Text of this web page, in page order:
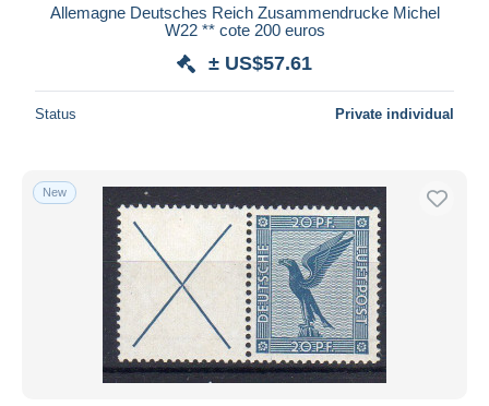
Allemagne Deutsches Reich Zusammendrucke Michel
W22 ** cote 200 euros
± US$57.61
Status Private individual
New